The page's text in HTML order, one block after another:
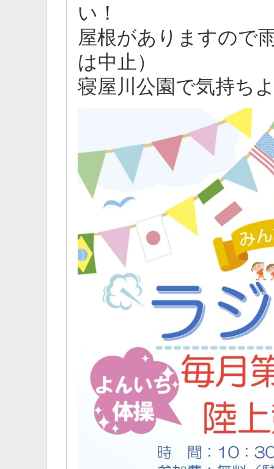
い！
屋根がありますので
は中止）
寝屋川公園で気持ち